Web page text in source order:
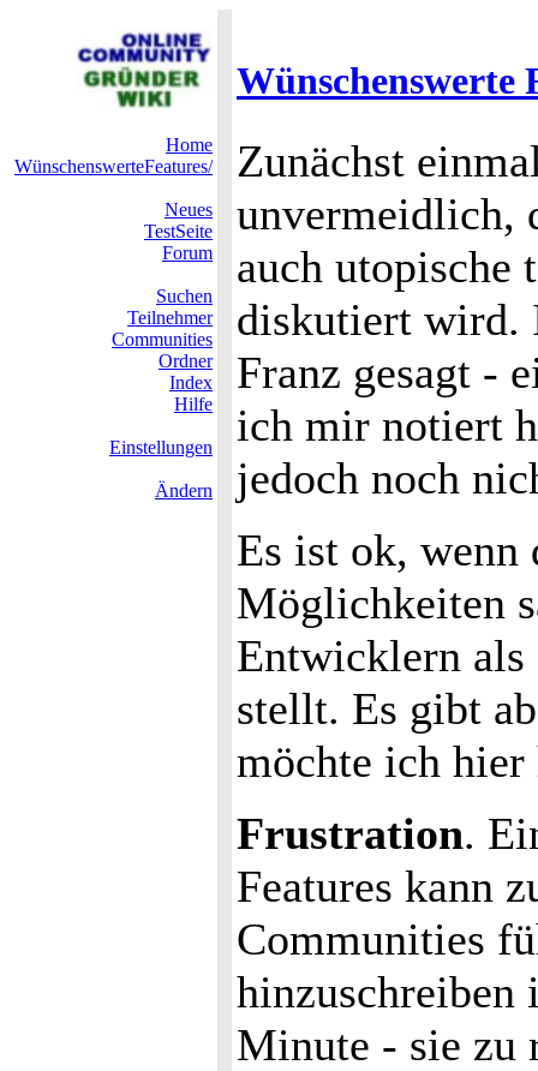
Wünschenswerte
Home
WünschenswerteFeatures/
Neues
TestSeite
Forum
Suchen
Teilnehmer
Communities
Ordner
Index
Hilfe
Einstellungen
Ändern
Zunächst
unvermeidlich,
auch utopische
diskutiert wird.
Franz gesagt -
ich mir notiert
jedoch noch
Es ist ok, wenn
Möglichkeiten
Entwicklern als
stellt. Es gibt
möchte ich hier
Frustration.
Features kann
Communities
hinzuschreiben
Minute - sie zu